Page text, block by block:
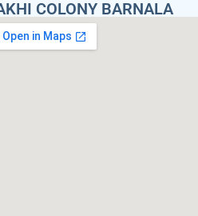
COLONY BARNALA